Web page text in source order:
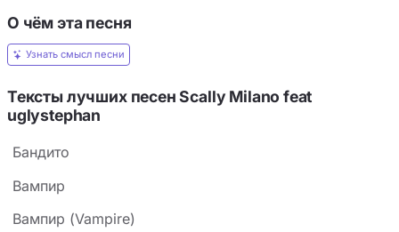
О чём эта песня
Узнать смысл песни
Тексты лучших песен Scally Milano feat ​
uglystephan
Бандито
Вампир
Вампир (Vampire)